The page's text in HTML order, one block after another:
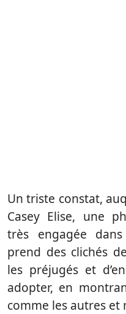
Un triste constat,
Casey Elise, une
très engagée
prend des clichés
les préjugés et
adopter, en
comme les autres et